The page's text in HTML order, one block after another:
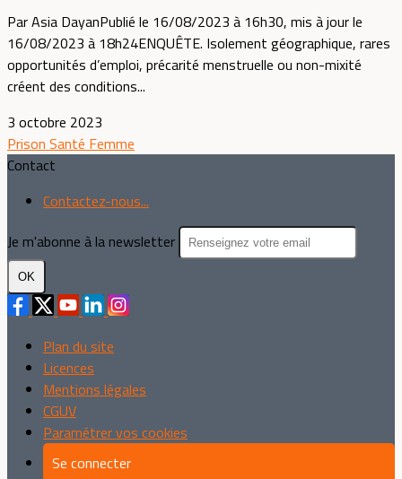
Par Asia DayanPublié le 16/08/2023 à 16h30, mis à jour le
16/08/2023 à 18h24ENQUÊTE. Isolement géographique, rares
opportunités d’emploi, précarité menstruelle ou non-mixité
créent des conditions...
3 octobre 2023
Prison Santé Femme
Contact
Contactez-nous...
Je m'abonne à la newsletter
OK
Plan du site
Licences
Mentions légales
CGUV
Paramétrer vos cookies
Se connecter